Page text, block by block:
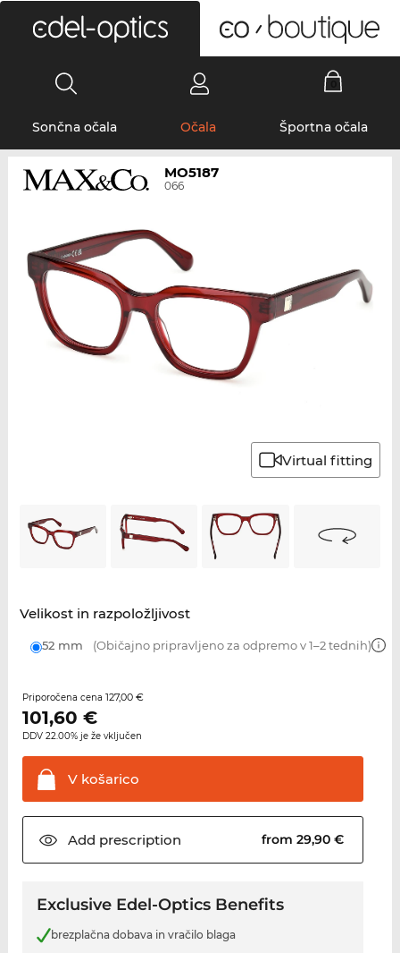
Sončna očala Očala Športna očala
MO5187
066
Virtual fitting
Velikost in razpoložljivost
52 mm (Običajno pripravljeno za odpremo v 1–2 tednih)
Priporočena cena 127,00 €
101,60 €
DDV 22.00% je že vključen
Vkošarico
Add prescription from 29,90 €
Exclusive Edel-Optics Benefits
brezplačna dobava in vračilo blaga